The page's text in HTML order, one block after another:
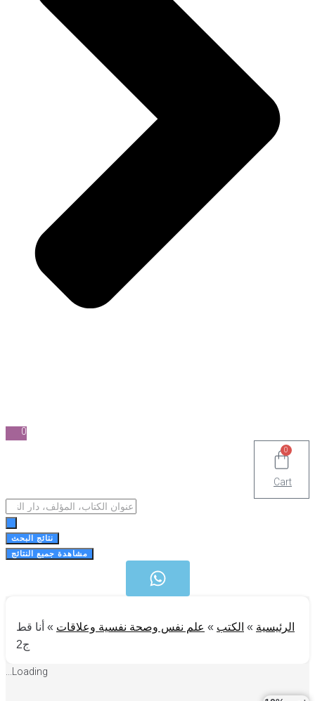
Cart
Search
نتائج البحث
مشاهدة جميع النتائج
الرئيسية»الكتب»علم نفس وصحة نفسية وعلاقات»أنا قط
Loading...